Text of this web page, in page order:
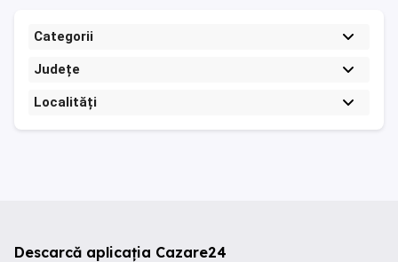
Categorii
Județe
Localități
Descarcă aplicația Cazare24